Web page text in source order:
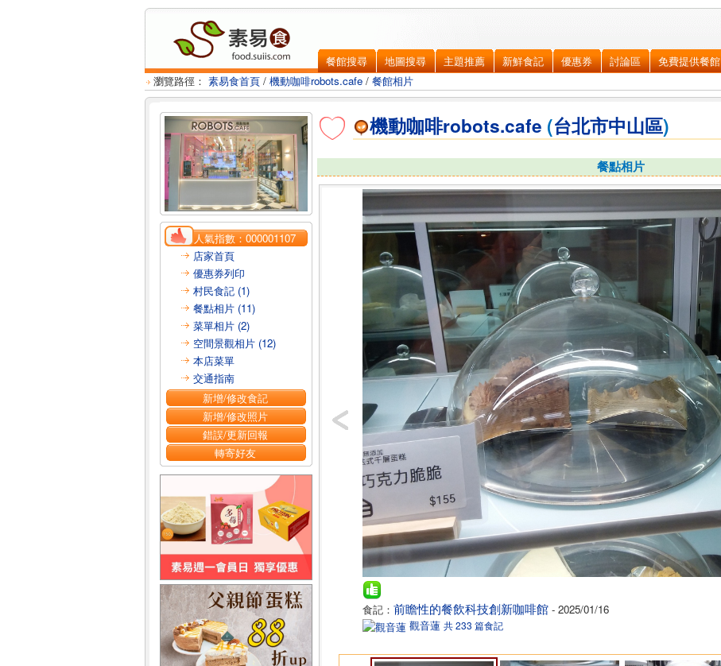
餐館搜尋 地圖搜尋 主題推薦 新鮮食記 優惠券 討論區 免費提供餐館
瀏覽路徑： 素易食首頁 / 機動咖啡robots.cafe / 餐館相片
人氣指數：000001107
店家首頁
優惠券列印
村民食記 (1)
餐點相片 (11)
菜單相片 (2)
空間景觀相片 (12)
本店菜單
交通指南
新增/修改食記
新增/修改照片
錯誤/更新回報
轉寄好友
機動咖啡robots.cafe (台北市中山區)
餐點相片
食記： 前瞻性的餐飲科技創新咖啡館 - 2025/01/16
觀音蓮 共 233 篇食記